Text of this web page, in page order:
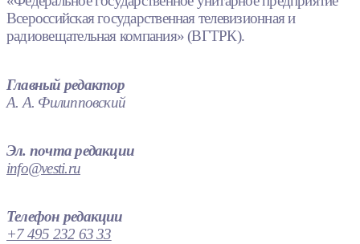
Всероссийская государственная телевизионная и
радиовещательная компания» (ВГТРК).
Главный редактор
А. А. Филипповский
Эл. почта редакции
info@vesti.ru
Телефон редакции
+7 495 232 63 33